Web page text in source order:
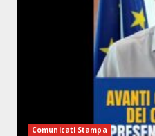
Comunicati Stampa